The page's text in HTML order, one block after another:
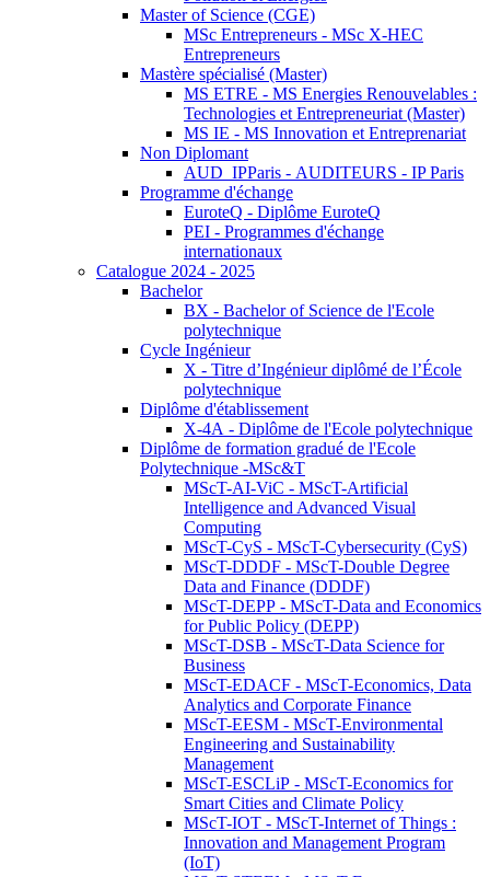
Master of Science (CGE)
MSc Entrepreneurs - MSc X-HEC
Entrepreneurs
Mastère spécialisé (Master)
MS ETRE - MS Energies Renouvelables :
Technologies et Entrepreneuriat (Master)
MS IE - MS Innovation et Entreprenariat
Non Diplomant
AUD_IPParis - AUDITEURS - IP Paris
Programme d'échange
EuroteQ - Diplôme EuroteQ
PEI - Programmes d'échange
internationaux
Catalogue 2024 - 2025
Bachelor
BX - Bachelor of Science de l'Ecole
polytechnique
Cycle Ingénieur
X - Titre d’Ingénieur diplômé de l’École
polytechnique
Diplôme d'établissement
X-4A - Diplôme de l'Ecole polytechnique
Diplôme de formation gradué de l'Ecole
Polytechnique -MSc&T
MScT-AI-ViC - MScT-Artificial
Intelligence and Advanced Visual
Computing
MScT-CyS - MScT-Cybersecurity (CyS)
MScT-DDDF - MScT-Double Degree
Data and Finance (DDDF)
MScT-DEPP - MScT-Data and Economics
for Public Policy (DEPP)
MScT-DSB - MScT-Data Science for
Business
MScT-EDACF - MScT-Economics, Data
Analytics and Corporate Finance
MScT-EESM - MScT-Environmental
Engineering and Sustainability
Management
MScT-ESCLiP - MScT-Economics for
Smart Cities and Climate Policy
MScT-IOT - MScT-Internet of Things :
Innovation and Management Program
(IoT)